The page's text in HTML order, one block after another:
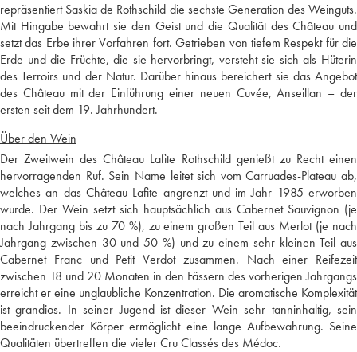
repräsentiert Saskia de Rothschild die sechste Generation des Weinguts.
Mit Hingabe bewahrt sie den Geist und die Qualität des Château und
setzt das Erbe ihrer Vorfahren fort. Getrieben von tiefem Respekt für die
Erde und die Früchte, die sie hervorbringt, versteht sie sich als Hüterin
des Terroirs und der Natur. Darüber hinaus bereichert sie das Angebot
des Château mit der Einführung einer neuen Cuvée, Anseillan – der
ersten seit dem 19. Jahrhundert.
Über den Wein
Der Zweitwein des Château Lafite Rothschild genießt zu Recht einen
hervorragenden Ruf. Sein Name leitet sich vom Carruades-Plateau ab,
welches an das Château Lafite angrenzt und im Jahr 1985 erworben
wurde. Der Wein setzt sich hauptsächlich aus Cabernet Sauvignon (je
nach Jahrgang bis zu 70 %), zu einem großen Teil aus Merlot (je nach
Jahrgang zwischen 30 und 50 %) und zu einem sehr kleinen Teil aus
Cabernet Franc und Petit Verdot zusammen. Nach einer Reifezeit
zwischen 18 und 20 Monaten in den Fässern des vorherigen Jahrgangs
erreicht er eine unglaubliche Konzentration. Die aromatische Komplexität
ist grandios. In seiner Jugend ist dieser Wein sehr tanninhaltig, sein
beeindruckender Körper ermöglicht eine lange Aufbewahrung. Seine
Qualitäten übertreffen die vieler Cru Classés des Médoc.